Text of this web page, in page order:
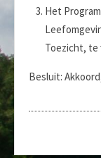
Het
Toezicht, te
Besluit: